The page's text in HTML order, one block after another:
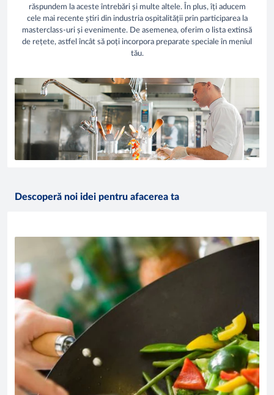
răspundem la aceste întrebări și multe altele. În plus, îți aducem
cele mai recente știri din industria ospitalității prin participarea la
masterclass-uri și evenimente. De asemenea, oferim o lista extinsă
de rețete, astfel încât să poți incorpora preparate speciale în meniul
tău.
Descoperă noi idei pentru afacerea ta